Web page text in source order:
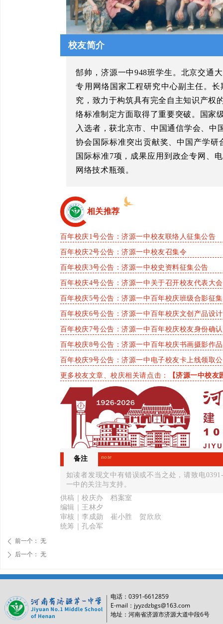
校友简介
郜帅，济源一中948班学生。北京交通
专用网络国家工程研究中心副主任。
究，致力于构筑具有完全自主知识产权
络标准制定方面取得了重要突破。国家
入选者，获北京市、中国通信学会、中
协会国际标准突出贡献奖、中国产学
国际标准7项，成果应用到政企专网、
网络技术瓶颈。
相关推荐
百年校庆1号公告：济源一中校友联络人征集公告
百年校庆2号公告：济源一中校友召集令
百年校庆3号公告：济源一中校史资料征集公告
百年校庆4号公告：济源一中关于召开校友代表大
百年校庆5号公告：济源一中百年校庆班级合影征
百年校庆6号公告：济源一中百年校庆文创产品设
百年校庆7号公告：济源一中百年校庆校友身份确
百年校庆8号公告：济源一中百年校庆书画摄影作
百年校庆9号公告：济源一中电子校友卡上线领取
更多校友文章、校庆相关请点击： 【济源一中校友
备注 note
如读者发现文中有错误或不当之处，请致电
一中的关注与支持。
供稿｜校庆办 档案室
编辑｜王林夕
审核｜李成勋 崔小胜 贺欣欣
统筹｜孔会军
ꄴ 前一个： 无
ꄲ 后一个： 无
电话： 0391-6612859
E-mail：jyyzdzbgs@163.com
地址：河南省济源市济源大道中段6号